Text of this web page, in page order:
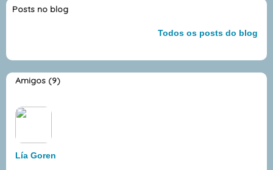
Posts no blog
Todos os posts do blog
Amigos (9)
Lía Goren